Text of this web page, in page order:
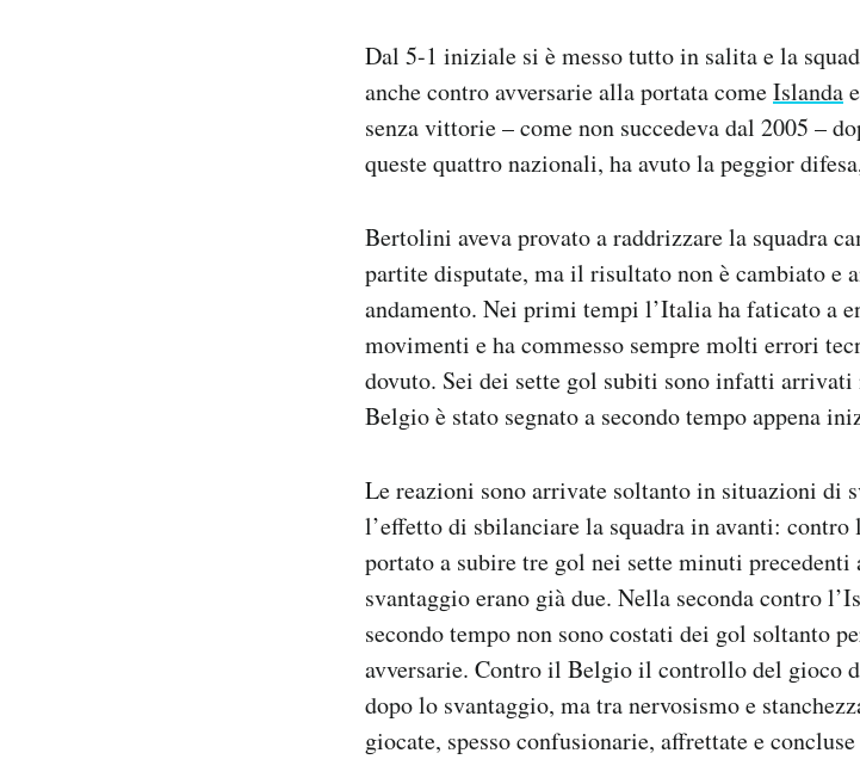
Dal 5-1 iniziale si è messo tutto in salita e la
anche contro avversarie alla portata comeIslanda
senza vittorie – come non succedeva dal 2005 –
queste quattro nazionali, ha avuto la peggior
Bertolini aveva provato a raddrizzare la squadra
partite disputate, ma il risultato non è cambiato e
andamento. Nei primi tempi l’Italia ha faticato a
movimenti e ha commesso sempre molti errori
dovuto. Sei dei sette gol subiti sono infatti
Belgio è stato segnato a secondo tempo appena
Le reazioni sono arrivate soltanto in situazioni di
l’effetto di sbilanciare la squadra in avanti:
portato a subire tre gol nei sette minuti
svantaggio erano già due. Nella seconda contro
secondo tempo non sono costati dei gol soltanto
avversarie. Contro il Belgio il controllo del gioco
dopo lo svantaggio, ma tra nervosismo e
giocate, spesso confusionarie, affrettate e